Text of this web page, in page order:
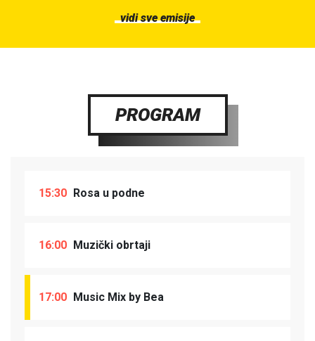
vidi sve emisije
PROGRAM
15:30 Rosa u podne
16:00 Muzički obrtaji
17:00 Music Mix by Bea